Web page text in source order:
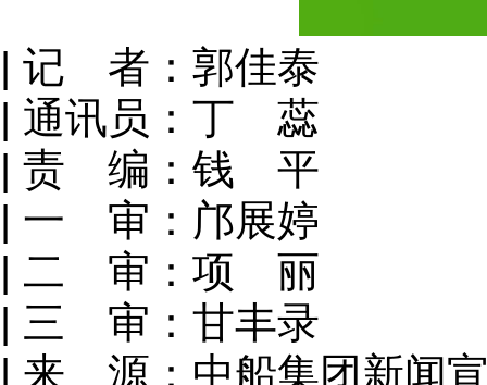
| 记 者：郭佳泰
| 通讯员：丁 蕊
| 责 编：钱 平
| 一 审：邝展婷
| 二 审：项 丽
| 三 审：甘丰录
| 来 源：中船集团新闻